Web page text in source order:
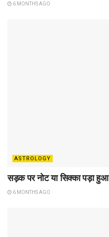
6 MONTHS AGO
ASTROLOGY
सड़क पर नोट या सिक्का पड़ा
6 MONTHS AGO